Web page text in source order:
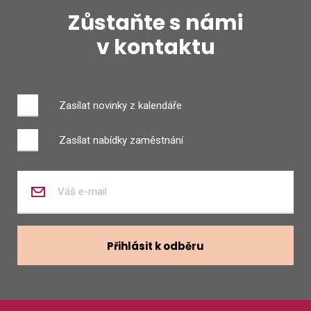
Zůstaňte s námi
v kontaktu
Zasílat novinky z kalendáře
Zasílat nabídky zaměstnání
váš
mail
Přihlásit k odběru